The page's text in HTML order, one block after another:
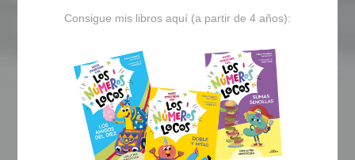
Consigue mis libros aquí (a partir de 4 años):